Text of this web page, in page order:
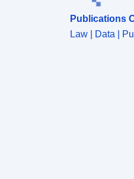
Publications
Law | Data |